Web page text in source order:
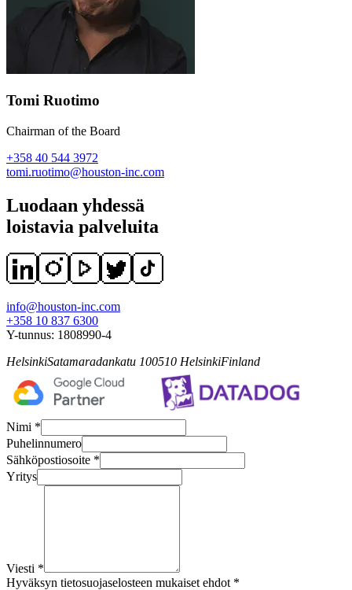
Tomi Ruotimo
Chairman of the Board
+358 40 544 3972
tomi.ruotimo@houston-inc.com
Luodaan yhdessä
loistavia palveluita
info@houston-inc.com
+358 10 837 6300
Y-tunnus: 1808990-4
HelsinkiSatamaradankatu 100510 HelsinkiFinland
Nimi *
Puhelinnumero
Sähköpostiosoite *
Yritys
Viesti *
Hyväksyn tietosuojaselosteen mukaiset ehdot *